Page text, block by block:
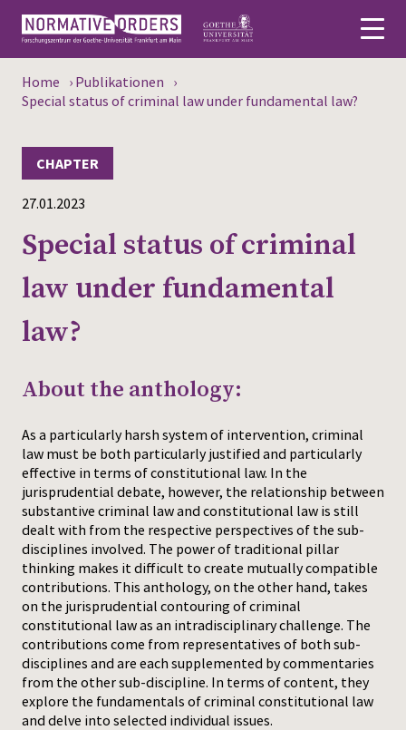
Deutsch
About
News
Persons
Research
Events
Media
Press
Home › Publikationen ›
Special status of criminal law under fundamental law?
27.01.2023
CHAPTER
Special status of criminal
law under fundamental
law?
About the anthology:
As a particularly harsh system of intervention, criminal
law must be both particularly justified and particularly
effective in terms of constitutional law. In the
jurisprudential debate, however, the relationship between
substantive criminal law and constitutional law is still
dealt with from the respective perspectives of the sub-
disciplines involved. The power of traditional pillar
thinking makes it difficult to create mutually compatible
contributions. This anthology, on the other hand, takes
on the jurisprudential contouring of criminal
constitutional law as an intradisciplinary challenge. The
contributions come from representatives of both sub-
disciplines and are each supplemented by commentaries
from the other sub-discipline. In terms of content, they
explore the fundamentals of criminal constitutional law
and delve into selected individual issues.